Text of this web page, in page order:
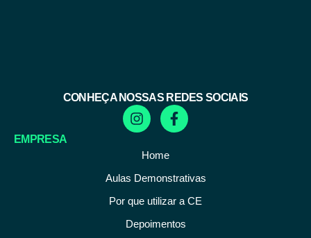
CONHEÇA NOSSAS REDES SOCIAIS
EMPRESA
Home
Aulas Demonstrativas
Por que utilizar a CE
Depoimentos